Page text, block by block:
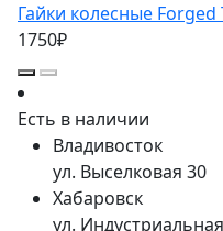
Гайки колесные
1750₽
Есть в наличии
Владивосток
ул. Выселковая 30
Хабаровск
ул.